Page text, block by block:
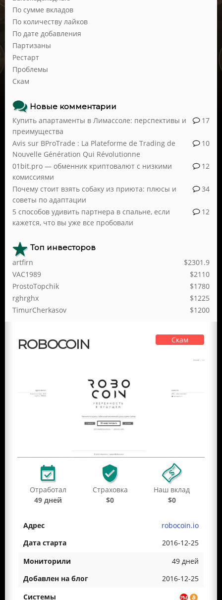
По сумме вкладов
По количеству лайков
По дате добавления
Партизаны
Рестарт
Проблемы
Скам
Новые комментарии
17
Купить апартаменты в Лимассоле: перспективы и
преимущества
10
Avis sur BProTrade : La Plateforme de Trading de
Nouvelle Génération Qui Révolutionne
12
01bit.pro — обменник криптовалют с низкими
комиссиями
34
Почему стоит взять собаку из приюта: плюсы и
советы по адаптации
12
5 способов удивить партнера в спальне, если
кажется, что вы уже все пробовали
Топ инвесторов
$2301.9
artfirn
$2110
VAC1989
$1780
ProstoTopchik
$1225
rghrghx
$1200
TimurCherkasov
ROBOCOIN Скам
Отработал
49 дней
Страховка
$0
Наш вклад
$0
robocoin.io
2016-12-25
49 дней
2016-12-25